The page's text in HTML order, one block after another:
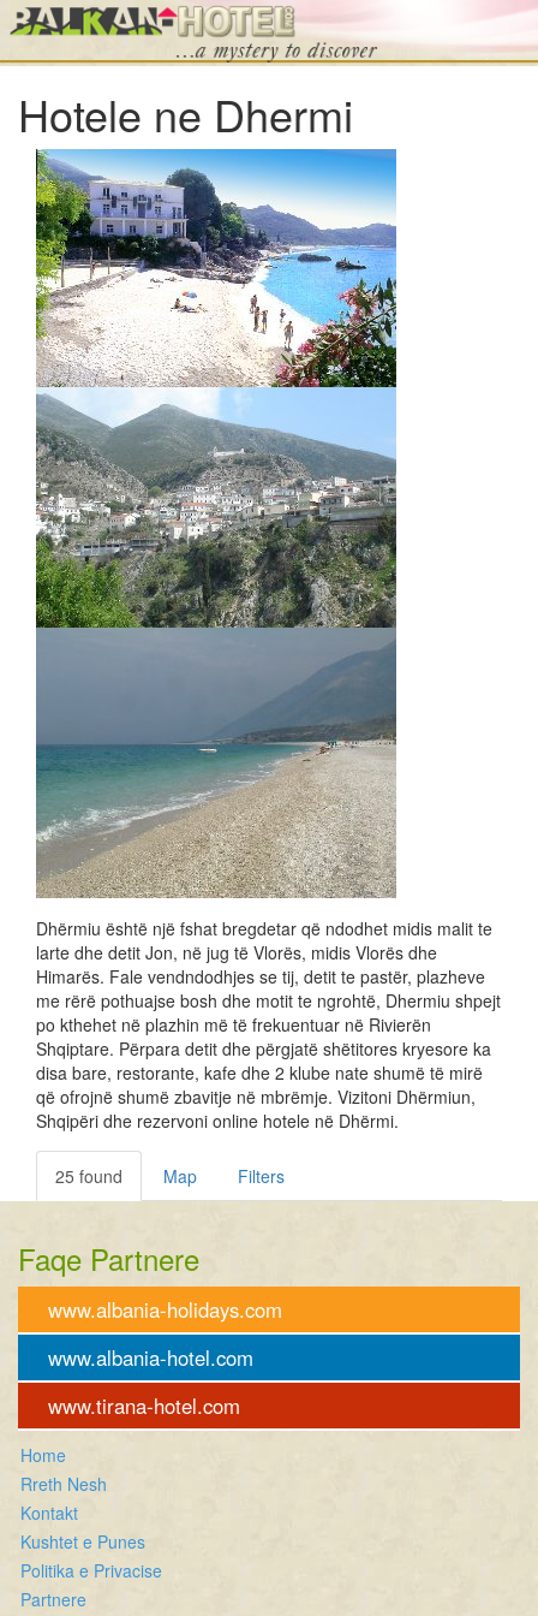
Hotele ne Dhermi
Dhërmiu është një fshat bregdetar që ndodhet midis malit te
larte dhe detit Jon, në jug të Vlorës, midis Vlorës dhe
Himarës. Fale vendndodhjes se tij, detit te pastër, plazheve
me rërë pothuajse bosh dhe motit te ngrohtë, Dhermiu shpejt
po kthehet në plazhin më të frekuentuar në Rivierën
Shqiptare. Përpara detit dhe përgjatë shëtitores kryesore ka
disa bare, restorante, kafe dhe 2 klube nate shumë të mirë
që ofrojnë shumë zbavitje në mbrëmje. Vizitoni Dhërmiun,
Shqipëri dhe rezervoni online hotele në Dhërmi.
25 found Map Filters
Faqe Partnere
www.albania-holidays.com
www.albania-hotel.com
www.tirana-hotel.com
Home
Rreth Nesh
Kontakt
Kushtet e Punes
Politika e Privacise
Partnere